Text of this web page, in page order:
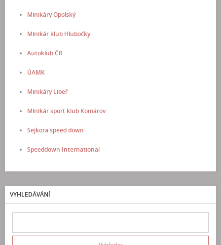
Minikáry Opolský
Minikár klub Hlubočky
Autoklub ČR
ÚAMK
Minikáry Libeř
Minikár sport klub Komárov
Sejkora speed down
Speeddown International
VYHLEDÁVÁNÍ